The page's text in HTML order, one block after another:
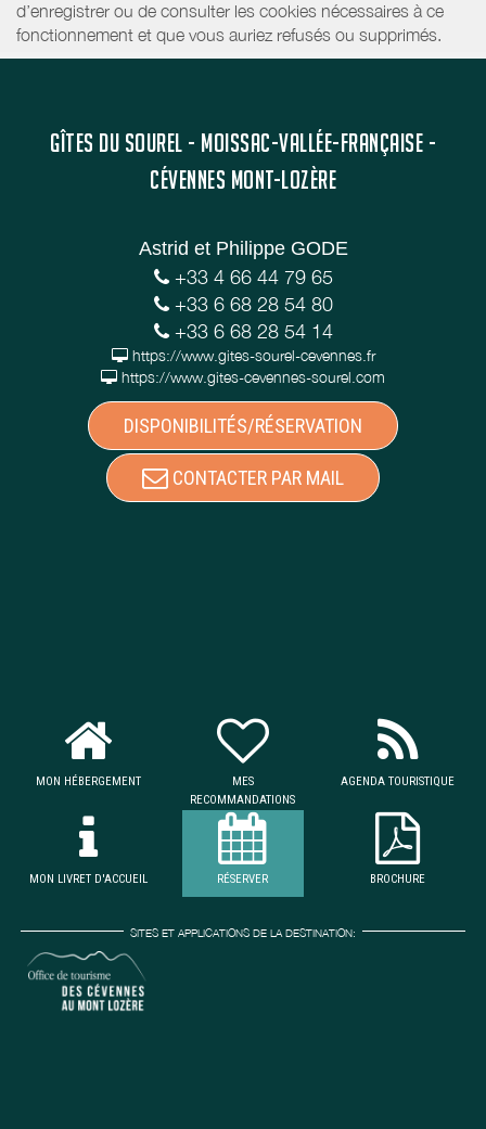
d’enregistrer ou de consulter les cookies nécessaires à ce
fonctionnement et que vous auriez refusés ou supprimés.
GÎTES DU SOUREL - MOISSAC-VALLÉE-FRANÇAISE -
CÉVENNES MONT-LOZÈRE
Astrid et Philippe GODE
+33 4 66 44 79 65
+33 6 68 28 54 80
+33 6 68 28 54 14
https://www.gites-sourel-cevennes.fr
https://www.gites-cevennes-sourel.com
DISPONIBILITÉS/RÉSERVATION
CONTACTER PAR MAIL
MON HÉBERGEMENT
MES
RECOMMANDATIONS
AGENDA TOURISTIQUE
MON LIVRET D'ACCUEIL RÉSERVER BROCHURE
SITES ET APPLICATIONS DE LA DESTINATION: